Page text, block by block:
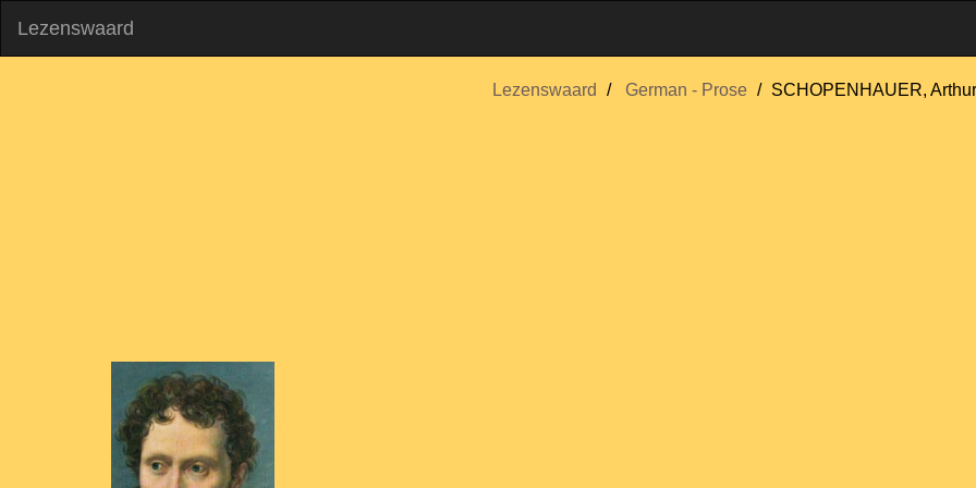
Lezenswaard
Lezenswaard German - Prose SCHOPENHAUER, Arthur